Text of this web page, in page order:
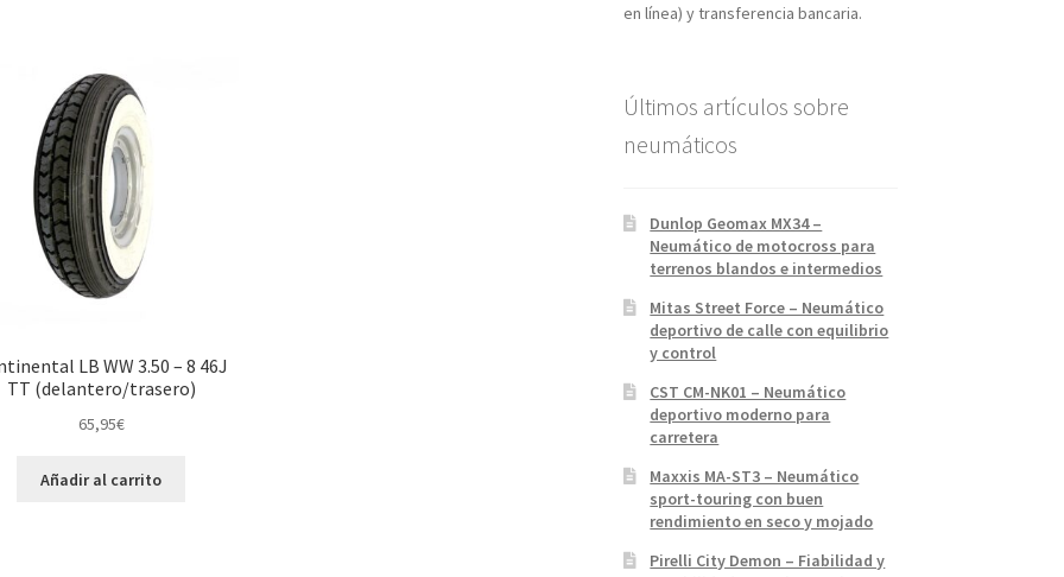
LB WW 3.50 – 8 46J
TT (delantero/trasero)
65,95€
Añadir al carrito
en línea) y transferencia bancaria.
Últimos artículos sobre
neumáticos
Dunlop Geomax MX34 –
Neumático de motocross para
terrenos blandos e intermedios
Mitas Street Force – Neumático
deportivo de calle con equilibrio
y control
CST CM-NK01 – Neumático
deportivo moderno para
carretera
Maxxis MA-ST3 – Neumático
sport-touring con buen
rendimiento en seco y mojado
Pirelli City Demon – Fiabilidad y